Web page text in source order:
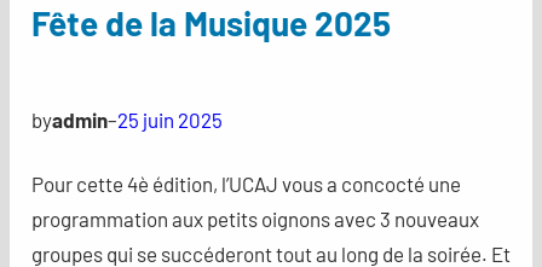
Fête de la Musique 2025
byadmin–25 juin 2025
Pour cette 4è édition, l’UCAJ vous a concocté une
programmation aux petits oignons avec 3 nouveaux
groupes qui se succéderont tout au long de la soirée. Et